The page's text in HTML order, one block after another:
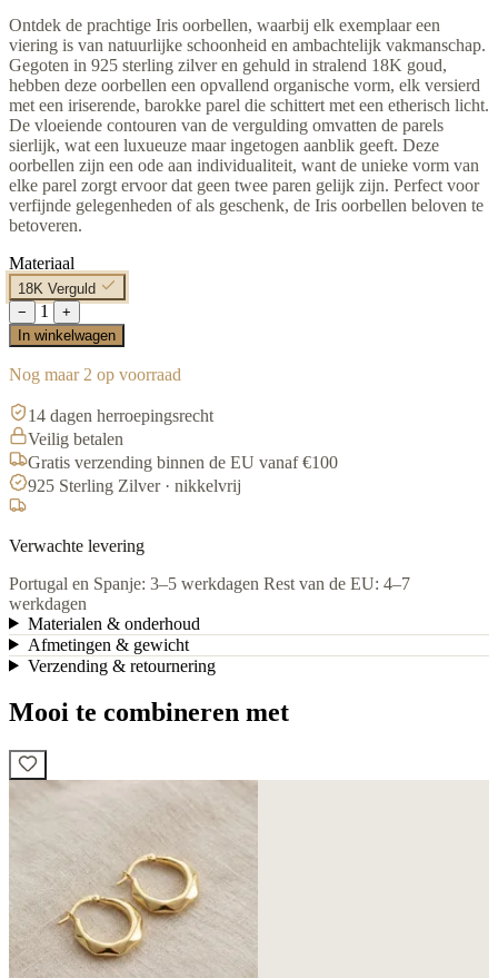
Ontdek de prachtige Iris oorbellen, waarbij elk exemplaar een
viering is van natuurlijke schoonheid en ambachtelijk vakmanschap.
Gegoten in 925 sterling zilver en gehuld in stralend 18K goud,
hebben deze oorbellen een opvallend organische vorm, elk versierd
met een iriserende, barokke parel die schittert met een etherisch licht.
De vloeiende contouren van de vergulding omvatten de parels
sierlijk, wat een luxueuze maar ingetogen aanblik geeft. Deze
oorbellen zijn een ode aan individualiteit, want de unieke vorm van
elke parel zorgt ervoor dat geen twee paren gelijk zijn. Perfect voor
verfijnde gelegenheden of als geschenk, de Iris oorbellen beloven te
betoveren.
Materiaal
18K Verguld
−
1
+
In winkelwagen
Nog maar 2 op voorraad
14 dagen herroepingsrecht
Veilig betalen
Gratis verzending binnen de EU vanaf €100
925 Sterling Zilver · nikkelvrij
Verwachte levering
Portugal en Spanje: 3–5 werkdagen Rest van de EU: 4–7
werkdagen
Materialen & onderhoud
Afmetingen & gewicht
Verzending & retournering
Mooi te combineren met